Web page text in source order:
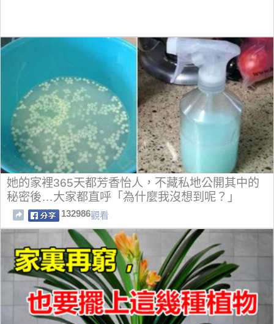
她的家裡365天都芳香怡人，不藏私地公開其中的
秘密後…大家都直呼「為什麼我沒想到呢？」
132986觀看